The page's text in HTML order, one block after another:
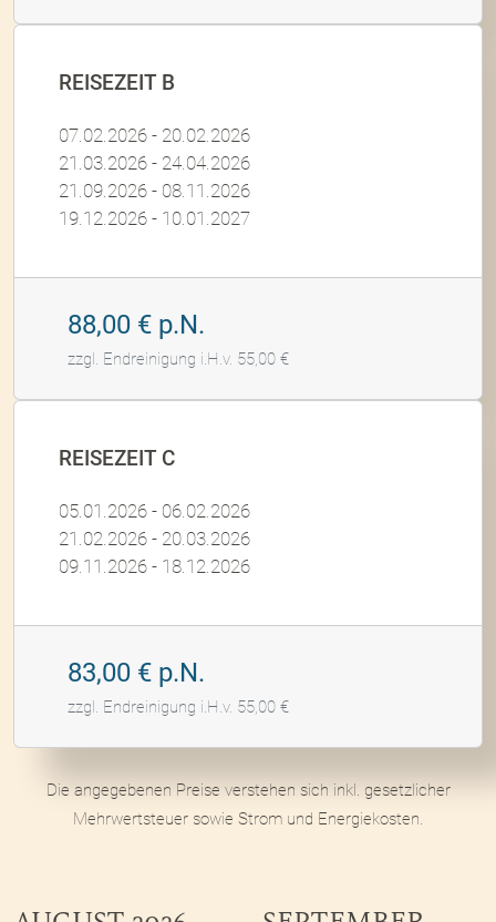
REISEZEIT B
07.02.2026 - 20.02.2026
21.03.2026 - 24.04.2026
21.09.2026 - 08.11.2026
19.12.2026 - 10.01.2027
88,00 € p.N.
zzgl. Endreinigung i.H.v. 55,00 €
REISEZEIT C
05.01.2026 - 06.02.2026
21.02.2026 - 20.03.2026
09.11.2026 - 18.12.2026
83,00 € p.N.
zzgl. Endreinigung i.H.v. 55,00 €
Die angegebenen Preise verstehen sich inkl. gesetzlicher
Mehrwertsteuer sowie Strom und Energiekosten.